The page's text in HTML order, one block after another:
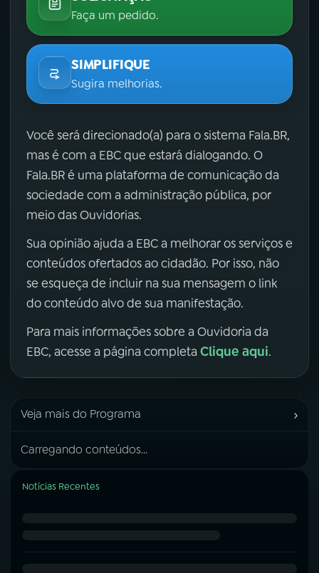
Faça um pedido.
SIMPLIFIQUE
Sugira melhorias.
Você será direcionado(a) para o sistema Fala.BR,
mas é com a EBC que estará dialogando. O
Fala.BR é uma plataforma de comunicação da
sociedade com a administração pública, por
meio das Ouvidorias.
Sua opinião ajuda a EBC a melhorar os serviços e
conteúdos ofertados ao cidadão. Por isso, não
se esqueça de incluir na sua mensagem o link
do conteúdo alvo de sua manifestação.
Para mais informações sobre a Ouvidoria da
EBC, acesse a página completa Clique aqui.
Veja mais do Programa ›
Carregando conteúdos...
Notícias Recentes